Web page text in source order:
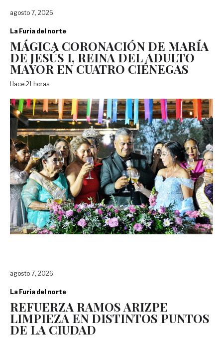
agosto 7, 2026
La Furia del norte
MÁGICA CORONACIÓN DE MARÍA
DE JESÚS I, REINA DEL ADULTO
MAYOR EN CUATRO CIÉNEGAS
Hace 21 horas
agosto 7, 2026
La Furia del norte
REFUERZA RAMOS ARIZPE
LIMPIEZA EN DISTINTOS PUNTOS
DE LA CIUDAD